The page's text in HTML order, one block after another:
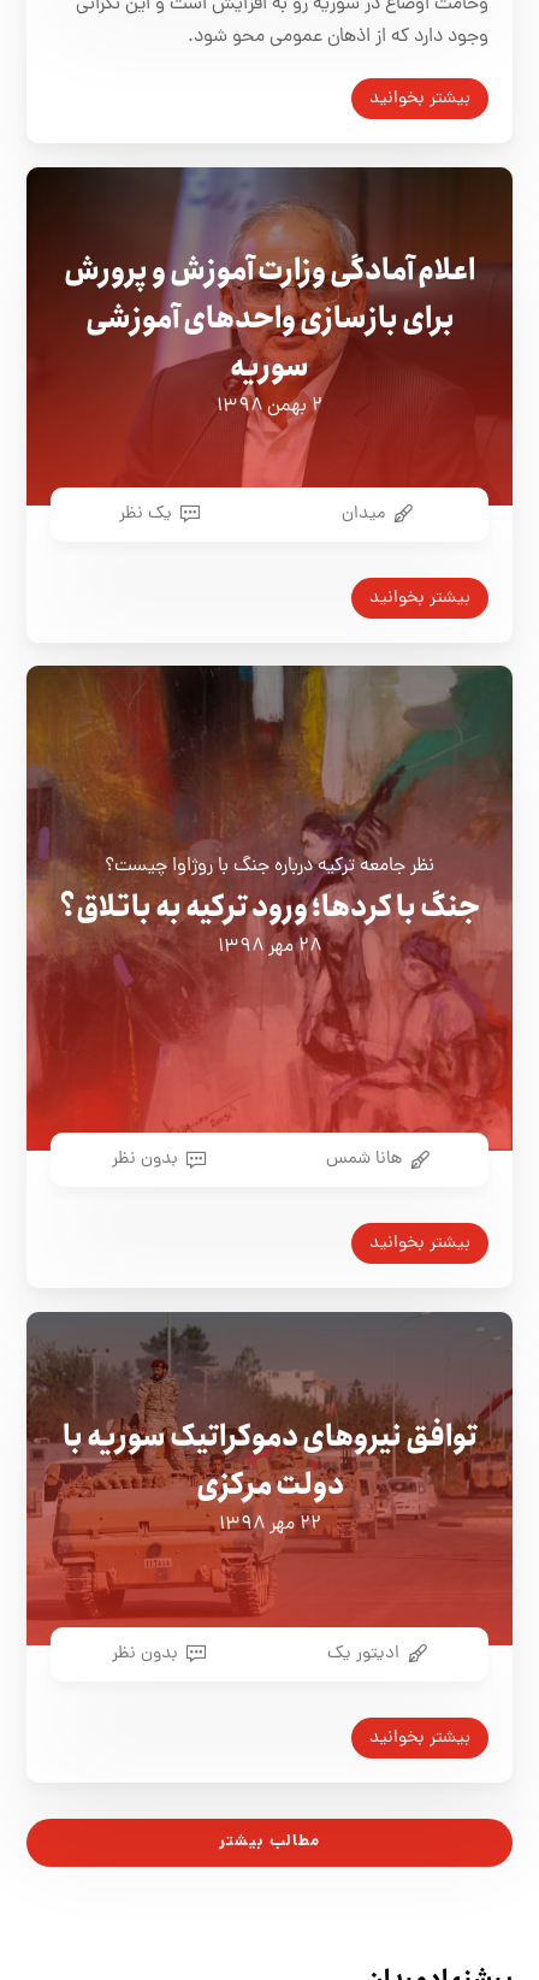
وجود دارد که از اذهان عمومی محو شود.
بیشتر بخوانید
اعلام آمادگی وزارت آموزش و پرورش
برای بازسازی واحدهای آموزشی
سوریه
۲ بهمن ۱۳۹۸
میدان یک نظر
بیشتر بخوانید
نظر جامعه ترکیه درباره جنگ با روژاوا چیست؟
جنگ با کردها؛ ورود ترکیه به باتلاق؟
۲۸ مهر ۱۳۹۸
هانا شمس بدون نظر
بیشتر بخوانید
توافق نیروهای دموکراتیک سوریه با
دولت مرکزی
۲۲ مهر ۱۳۹۸
ادیتور یک بدون نظر
بیشتر بخوانید
مطالب بیشتر